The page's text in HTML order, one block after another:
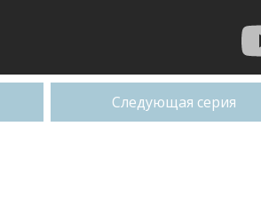
Следующая серия